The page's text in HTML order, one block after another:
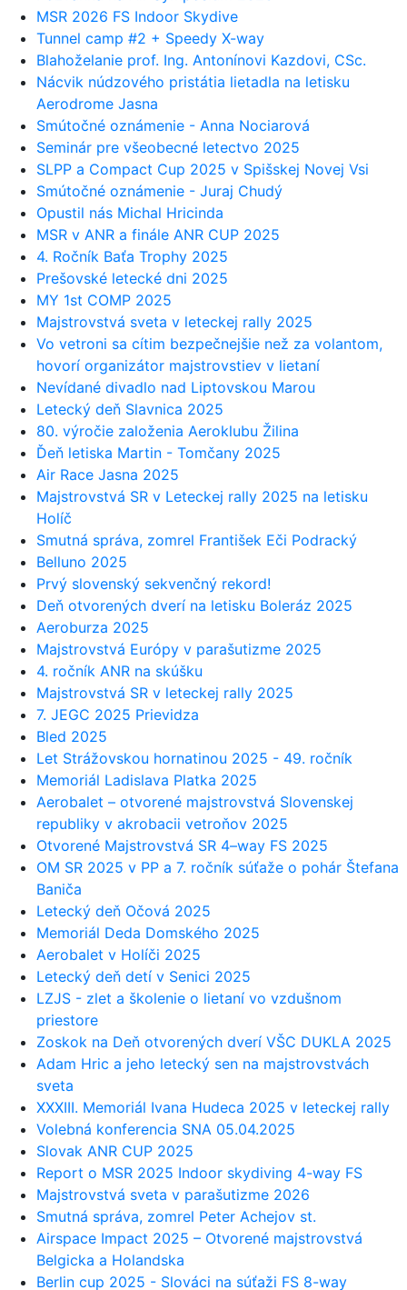
MSR 2026 FS Indoor Skydive
Tunnel camp #2 + Speedy X-way
Blahoželanie prof. Ing. Antonínovi Kazdovi, CSc.
Nácvik núdzového pristátia lietadla na letisku
Aerodrome Jasna
Smútočné oznámenie - Anna Nociarová
Seminár pre všeobecné letectvo 2025
SLPP a Compact Cup 2025 v Spišskej Novej Vsi
Smútočné oznámenie - Juraj Chudý
Opustil nás Michal Hricinda
MSR v ANR a finále ANR CUP 2025
4. Ročník Baťa Trophy 2025
Prešovské letecké dni 2025
MY 1st COMP 2025
Majstrovstvá sveta v leteckej rally 2025
Vo vetroni sa cítim bezpečnejšie než za volantom,
hovorí organizátor majstrovstiev v lietaní
Nevídané divadlo nad Liptovskou Marou
Letecký deň Slavnica 2025
80. výročie založenia Aeroklubu Žilina
Ďeň letiska Martin - Tomčany 2025
Air Race Jasna 2025
Majstrovstvá SR v Leteckej rally 2025 na letisku
Holíč
Smutná správa, zomrel František Eči Podracký
Belluno 2025
Prvý slovenský sekvenčný rekord!
Deň otvorených dverí na letisku Boleráz 2025
Aeroburza 2025
Majstrovstvá Európy v parašutizme 2025
4. ročník ANR na skúšku
Majstrovstvá SR v leteckej rally 2025
7. JEGC 2025 Prievidza
Bled 2025
Let Strážovskou hornatinou 2025 - 49. ročník
Memoriál Ladislava Platka 2025
Aerobalet – otvorené majstrovstvá Slovenskej
republiky v akrobacii vetroňov 2025
Otvorené Majstrovstvá SR 4–way FS 2025
OM SR 2025 v PP a 7. ročník súťaže o pohár Štefana
Baniča
Letecký deň Očová 2025
Memoriál Deda Domského 2025
Aerobalet v Holíči 2025
Letecký deň detí v Senici 2025
LZJS - zlet a školenie o lietaní vo vzdušnom
priestore
Zoskok na Deň otvorených dverí VŠC DUKLA 2025
Adam Hric a jeho letecký sen na majstrovstvách
sveta
XXXIII. Memoriál Ivana Hudeca 2025 v leteckej rally
Volebná konferencia SNA 05.04.2025
Slovak ANR CUP 2025
Report o MSR 2025 Indoor skydiving 4-way FS
Majstrovstvá sveta v parašutizme 2026
Smutná správa, zomrel Peter Achejov st.
Airspace Impact 2025 – Otvorené majstrovstvá
Belgicka a Holandska
Berlin cup 2025 - Slováci na súťaži FS 8-way